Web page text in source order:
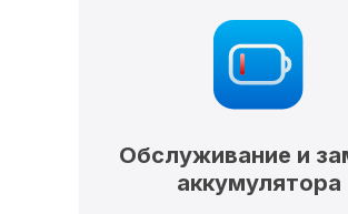
Обслуживание и
аккумулятора